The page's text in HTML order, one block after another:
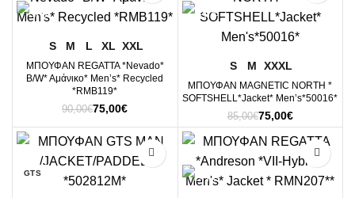
S M L XL XXL
ΜΠΟΥΦΑΝ REGATTA *Nevado*
B/W* Aμάνικο* Μen’s* Recycled
*RMB119*
90,00€Original
was:
90,00€.
75,00€Η
τιμή
είναι:
75,00€.
S M XXXL
ΜΠΟΥΦΑΝ MAGNETIC NORTH *
SOFTSHELL*Jacket* Men’s*50016*
85,00€Original
price
was:
85,00€.
75,00€Η
τρέχουσα
τιμή
είναι:
75,00€.
GTS